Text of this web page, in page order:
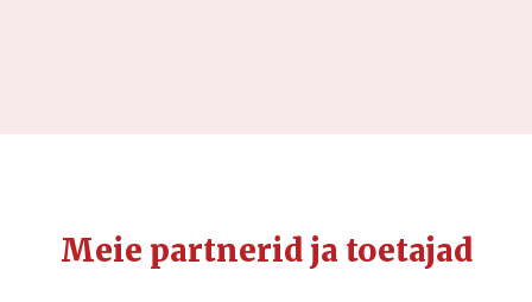
Meie partnerid ja toetajad